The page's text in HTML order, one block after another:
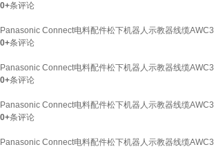
0+条评论
Panasonic Connect电料配件松下机器人示教器线缆
0+条评论
Panasonic Connect电料配件松下机器人示教器线缆
0+条评论
Panasonic Connect电料配件松下机器人示教器线缆
0+条评论
Panasonic Connect电料配件松下机器人示教器线缆